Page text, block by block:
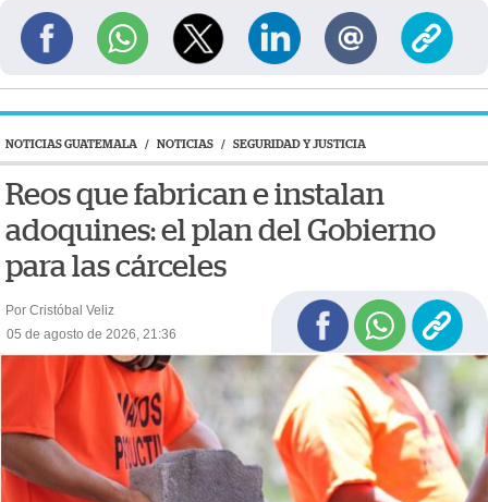
NOTICIAS GUATEMALA / NOTICIAS / SEGURIDAD Y JUSTICIA
Reos que fabrican e instalan
adoquines: el plan del Gobierno
para las cárceles
Por Cristóbal Veliz
05 de agosto de 2026, 21:36